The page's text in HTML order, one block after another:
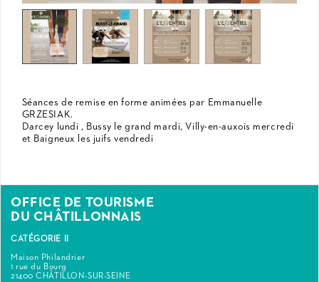
Séances de remise en forme animées par Emmanuelle
GRZESIAK.
Darcey lundi , Bussy le grand mardi, Villy-en-auxois mercredi
et Baigneux les juifs vendredi
OFFICE DE TOURISME
DU CHÂTILLONNAIS
CATÉGORIE II
Maison Philandrier
1 rue du Bourg
21400 CHÂTILLON-SUR-SEINE